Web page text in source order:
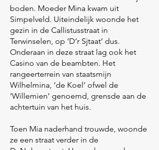
boden. Moeder Mina kwam uit
Simpelveld. Uiteindelijk woonde het
gezin in de Callistusstraat in
Terwinselen, op ‘D’r Sjtaat’ dus.
Onderaan in deze straat lag ook het
Casino van de beambten. Het
rangeerterrein van staatsmijn
Wilhelmina, ‘de Koel’ ofwel de
‘Willemien’ genoemd, grensde aan de
achtertuin van het huis.
Toen Mia naderhand trouwde, woonde
ze een straat verder in de